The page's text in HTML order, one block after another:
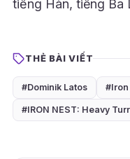
tiếng Hàn, tiếng Ba
THẺ BÀI VIẾT
#Dominik Latos #Iron
#IRON NEST: Heavy